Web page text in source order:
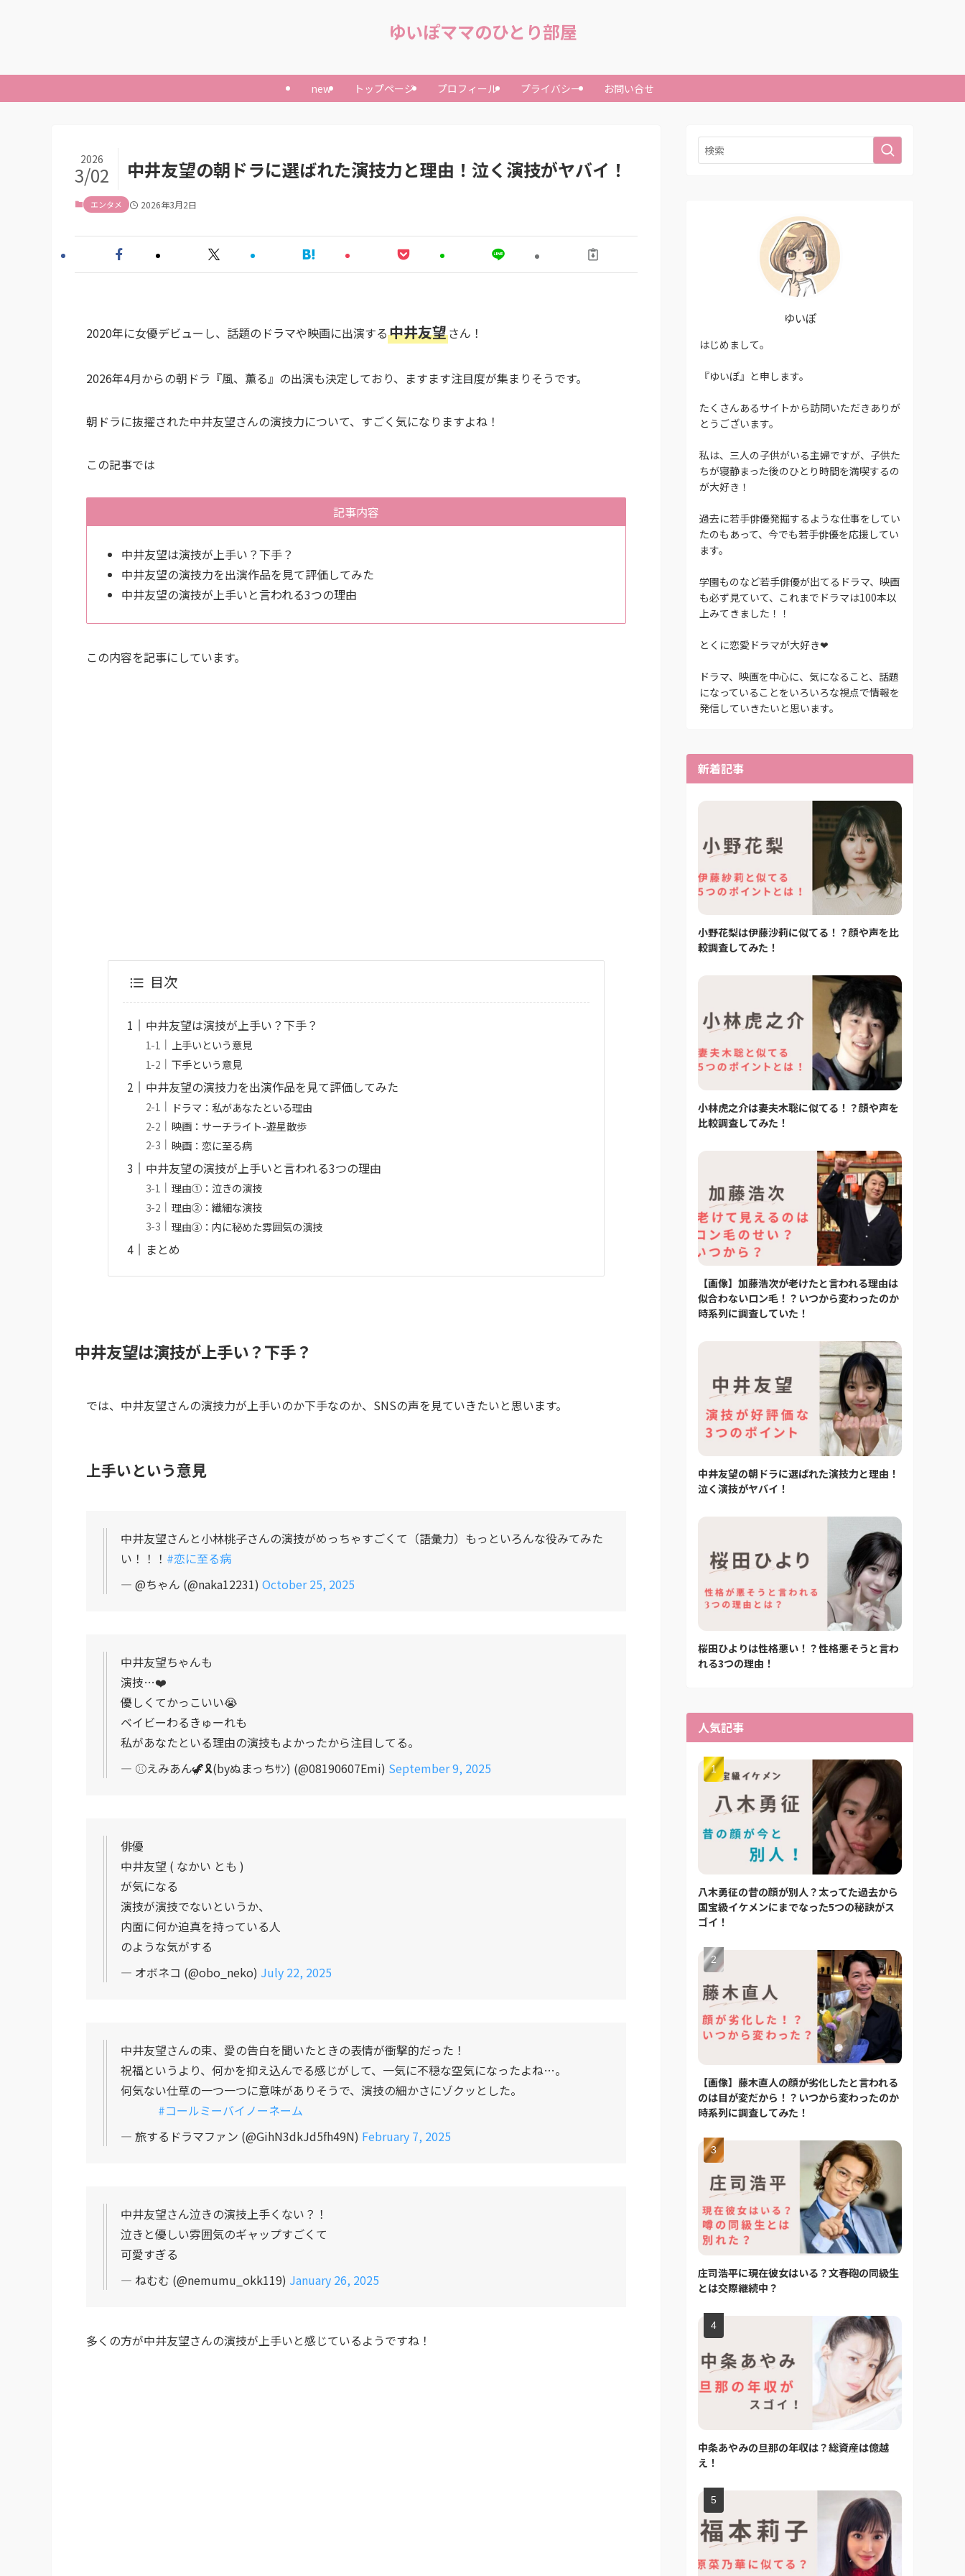
ゆいぽママのひとり部屋
new トップページ プロフィール プライバシー お問い合せ
中井友望の朝ドラに選ばれた演技力と理由！泣く演技がヤバイ！
2026
3/02
エンタメ 2026年3月2日
2020年に女優デビューし、話題のドラマや映画に出演する中井友望さん！
2026年4月からの朝ドラ『風、薫る』の出演も決定しており、ますます注目度が集まりそうです。
朝ドラに抜擢された中井友望さんの演技力について、すごく気になりますよね！
この記事では
記事内容
中井友望は演技が上手い？下手？
中井友望の演技力を出演作品を見て評価してみた
中井友望の演技が上手いと言われる3つの理由
この内容を記事にしています。
目次
中井友望は演技が上手い？下手？
上手いという意見
下手という意見
中井友望の演技力を出演作品を見て評価してみた
ドラマ：私があなたといる理由
映画：サーチライト-遊星散歩
映画：恋に至る病
中井友望の演技が上手いと言われる3つの理由
理由①：泣きの演技
理由②：繊細な演技
理由③：内に秘めた雰囲気の演技
まとめ
中井友望は演技が上手い？下手？
では、中井友望さんの演技力が上手いのか下手なのか、SNSの声を見ていきたいと思います。
上手いという意見
中井友望さんと小林桃子さんの演技がめっちゃすごくて（語彙力）もっといろんな役みてみた
い！！！ #恋に至る病
— @ちゃん (@naka12231) October 25, 2025
中井友望ちゃんも
演技…❤️
優しくてかっこいい😭
ベイビーわるきゅーれも
私があなたといる理由の演技もよかったから注目してる。
— ⚾️えみあん🦖🎗️(byぬまっちｻﾝ) (@08190607Emi) September 9, 2025
俳優
中井友望 ( なかい とも )
が気になる
演技が演技でないというか、
内面に何か迫真を持っている人
のような気がする
— オボネコ (@obo_neko) July 22, 2025
中井友望さんの束、愛の告白を聞いたときの表情が衝撃的だった！
祝福というより、何かを抑え込んでる感じがして、一気に不穏な空気になったよね…。
何気ない仕草の一つ一つに意味がありそうで、演技の細かさにゾクッとした。
#コールミーバイノーネーム
— 旅するドラマファン (@GihN3dkJd5fh49N) February 7, 2025
中井友望さん泣きの演技上手くない？！
泣きと優しい雰囲気のギャップすごくて
可愛すぎる
— ねむむ (@nemumu_okk119) January 26, 2025
多くの方が中井友望さんの演技が上手いと感じているようですね！
ゆいぽ
はじめまして。
『ゆいぽ』と申します。
たくさんあるサイトから訪問いただきありが
とうございます。
私は、三人の子供がいる主婦ですが、子供た
ちが寝静まった後のひとり時間を満喫するの
が大好き！
過去に若手俳優発掘するような仕事をしてい
たのもあって、今でも若手俳優を応援してい
ます。
学園ものなど若手俳優が出てるドラマ、映画
も必ず見ていて、これまでドラマは100本以
上みてきました！！
とくに恋愛ドラマが大好き❤
ドラマ、映画を中心に、気になること、話題
になっていることをいろいろな視点で情報を
発信していきたいと思います。
新着記事
小野花梨は伊藤沙莉に似てる！？顔や声を比
較調査してみた！
小林虎之介は妻夫木聡に似てる！？顔や声を
比較調査してみた！
【画像】加藤浩次が老けたと言われる理由は
似合わないロン毛！？いつから変わったのか
時系列に調査していた！
中井友望の朝ドラに選ばれた演技力と理由！
泣く演技がヤバイ！
桜田ひよりは性格悪い！？性格悪そうと言わ
れる3つの理由！
人気記事
八木勇征の昔の顔が別人？太ってた過去から
国宝級イケメンにまでなった5つの秘訣がス
ゴイ！
【画像】藤木直人の顔が劣化したと言われる
のは目が変だから！？いつから変わったのか
時系列に調査してみた！
庄司浩平に現在彼女はいる？文春砲の同級生
とは交際継続中？
中条あやみの旦那の年収は？総資産は億越
え！